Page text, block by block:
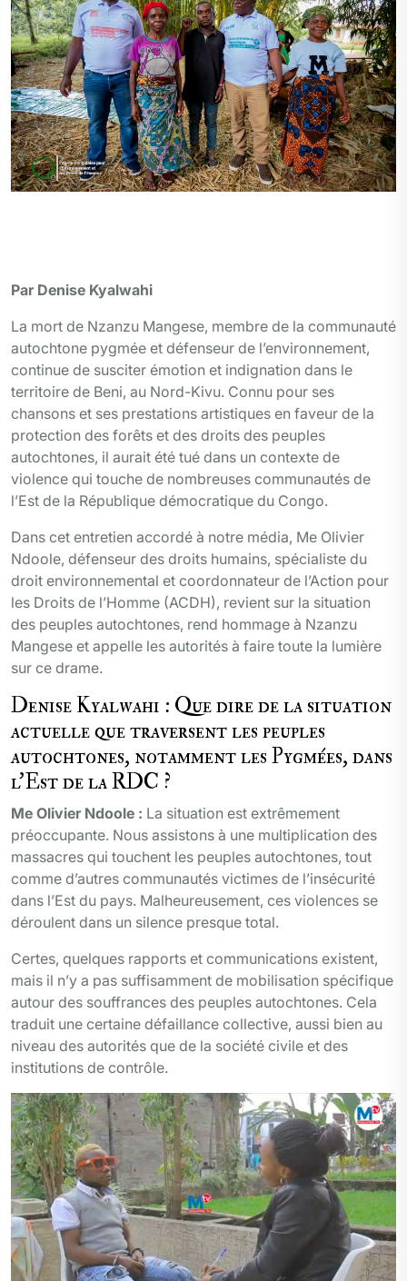
r
o
k
a
m
I
n
p
p
e
r
Par Denise Kyalwahi
La mort de Nzanzu Mangese, membre de la communauté
autochtone pygmée et défenseur de l’environnement,
continue de susciter émotion et indignation dans le
territoire de Beni, au Nord-Kivu. Connu pour ses
chansons et ses prestations artistiques en faveur de la
protection des forêts et des droits des peuples
autochtones, il aurait été tué dans un contexte de
violence qui touche de nombreuses communautés de
l’Est de la République démocratique du Congo.
Dans cet entretien accordé à notre média, Me Olivier
Ndoole, défenseur des droits humains, spécialiste du
droit environnemental et coordonnateur de l’Action pour
les Droits de l’Homme (ACDH), revient sur la situation
des peuples autochtones, rend hommage à Nzanzu
Mangese et appelle les autorités à faire toute la lumière
sur ce drame.
Denise Kyalwahi : Que dire de la situation
actuelle que traversent les peuples
autochtones, notamment les Pygmées, dans
l’Est de la RDC ?
Me Olivier Ndoole : La situation est extrêmement
préoccupante. Nous assistons à une multiplication des
massacres qui touchent les peuples autochtones, tout
comme d’autres communautés victimes de l’insécurité
dans l’Est du pays. Malheureusement, ces violences se
déroulent dans un silence presque total.
Certes, quelques rapports et communications existent,
mais il n’y a pas suffisamment de mobilisation spécifique
autour des souffrances des peuples autochtones. Cela
traduit une certaine défaillance collective, aussi bien au
niveau des autorités que de la société civile et des
institutions de contrôle.